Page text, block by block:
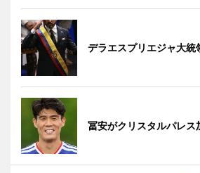
デラエスプリエジャ大統
冨安がクリスタルパレス